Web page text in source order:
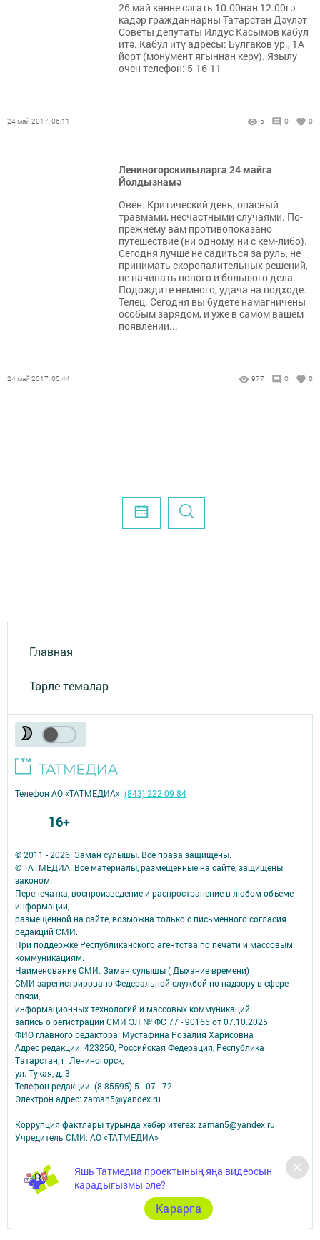
26 май көнне сәгать 10.00нан 12.00гә
кадәр гражданнарны Татарстан Дәүләт
Советы депутаты Илдус Касымов кабул
итә. Кабул итү адресы: Булгаков ур., 1А
йорт (монумент ягыннан керү). Язылу
өчен телефон: 5-16-11
24 май 2017, 06:11 5 0 0
Лениногорскилыларга 24 майга
Йолдызнамә
Овен. Критический день, опасный
травмами, несчастными случаями. По-
прежнему вам противопоказано
путешествие (ни одному, ни с кем-либо).
Сегодня лучше не садиться за руль, не
принимать скоропалительных решений,
не начинать нового и большого дела.
Подождите немного, удача на подходе.
Телец. Сегодня вы будете намагничены
особым зарядом, и уже в самом вашем
появлении...
24 май 2017, 05:44 977 0 0
Главная
Төрле темалар
Яшь Татмедиа проектының яңа видеосын
карадыгызмы әле?
Карарга
© 2011 - 2026. Заман сулышы. Все права защищены.
© ТАТМЕДИА. Все материалы, размещенные на сайте, защищены
законом.
Перепечатка, воспроизведение и распространение в любом объеме
информации,
размещенной на сайте, возможна только с письменного согласия
редакций СМИ.
При поддержке Республиканского агентства по печати и массовым
коммуникациям.
Наименование СМИ: Заман сулышы ( Дыхание времени)
СМИ зарегистрировано Федеральной службой по надзору в сфере
связи,
информационных технологий и массовых коммуникаций
запись о регистрации СМИ ЭЛ № ФС 77 - 90165 от 07.10.2025
ФИО главного редактора: Мустафина Розалия Харисовна
Адрес редакции: 423250, Российская Федерация, Республика
Татарстан, г. Лениногорск,
ул. Тукая, д. 3
Телефон редакции: (8-85595) 5 - 07 - 72
Электрон адрес: zaman5@yandex.ru
Коррупция фактлары турында хәбәр итегез: zaman5@yandex.ru
Учредитель СМИ: АО «ТАТМЕДИА»
Антикоррупционная политика
АО «ТАТМЕДИА» использует «cookie»для персонализации сервисов и
удобства пользователей сайтом.
Использование «cookie» можно отменить в настройках браузера.
Политика конфиденциальности
Телефон АО «ТАТМЕДИА»:(843) 222 09 84
16+